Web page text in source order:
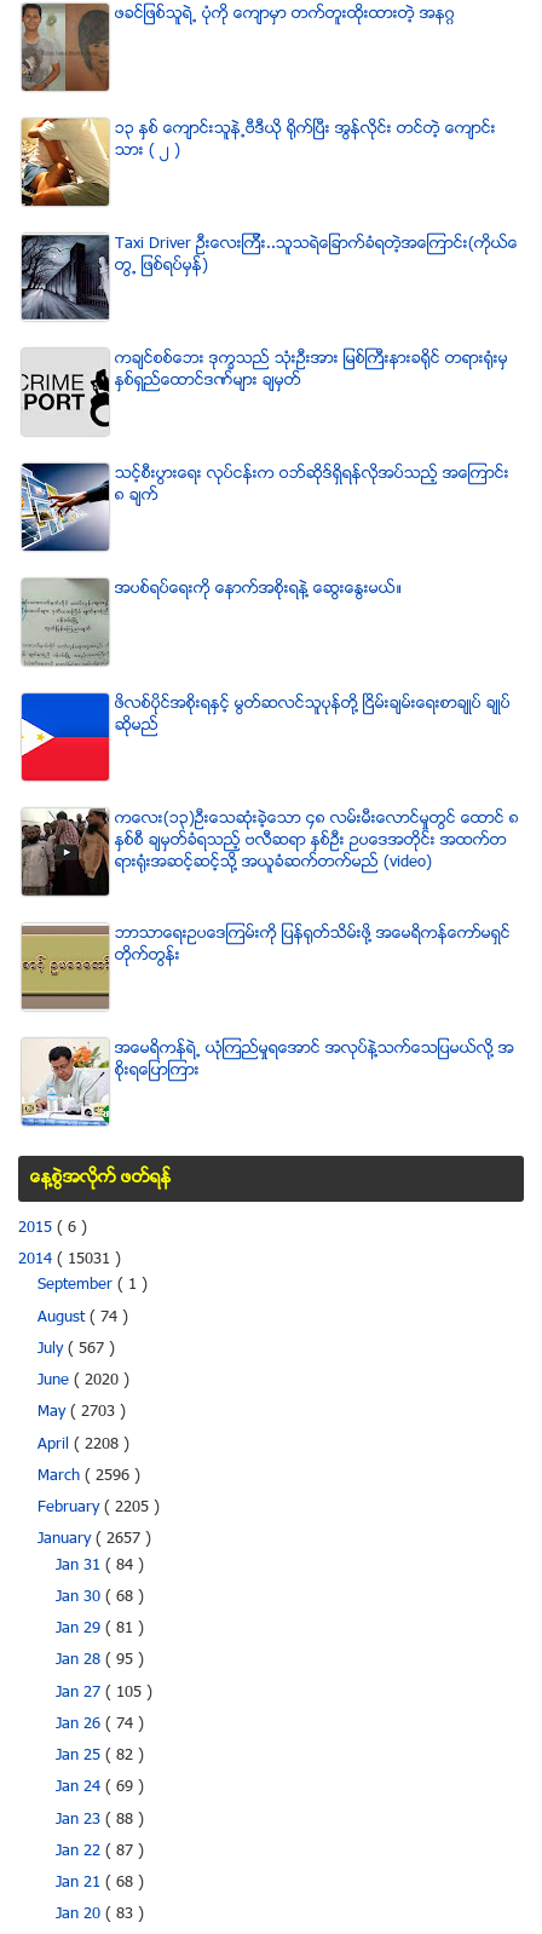
ဖခင္ျဖစ္သူရဲ႕ ပံုကို ေက်ာမွာ တက္တူးထိုးထားတဲ့ အနဂၢ
၁၃ ႏွစ္ ေက်ာင္းသူနဲ႕ဗီဒီယို ရိုက္ျပီး အြန္လိုင္း တင္တဲ့ ေက်ာင္း
သား ( ၂ )
Taxi Driver ဦးေလးၾကီး..သူသရဲေျခာက္ခံရတဲ့အေၾကာင္း(ကိုယ္ေ
တြ႕ ျဖစ္ရပ္မွန္)
ကခ်င္စစ္ေဘး ဒုကၡသည္ သံုးဦးအား ျမစ္ႀကီးနားခရိုင္ တရားရံုးမွ
ႏွစ္ရွည္ေထာင္ဒဏ္မ်ား ခ်မွတ္
သင့္စီးပြားေရး လုပ္ငန္းက ဝဘ္ဆိုဒ္ရွိရန္လိုအပ္သည့္ အေၾကာင္း
၈ ခ်က္
အပစ္ရပ္ေရးကို ေနာက္အစိုးရနဲ႔ ေဆြးေႏြးမယ္။
ဖိလစ္ပိုင္အစိုးရႏွင့္ မြတ္ဆလင္သူပုန္တို႔ ၿငိမ္းခ်မ္းေရးစာခ်ဳပ္ ခ်ဳပ္
ဆိုမည္
ကေလး(၁၃)ဦးေသဆံုးခဲ့ေသာ ၄၈ လမ္းမီးေလာင္မႈတြင္ ေထာင္ ၈
ႏွစ္စီ ခ်မွတ္ခံရသည့္ ဗလီဆရာ ႏွစ္ဦး ဥပေဒအတိုင္း အထက္တ
ရားရံုးအဆင့္ဆင့္သို႔ အယူခံဆက္တက္မည္ (video)
ဘာသာေရးဥပေဒၾကမ္းကို ျပန္ရုတ္သိမ္းဖို႔ အေမရိကန္ေကာ္မရွင္
တိုက္တြန္း
အေမရိကန္ရဲ႕ ယံုၾကည္မႈရေအာင္ အလုပ္နဲ႔သက္ေသျပမယ္လုိ႔ အ
စုိးရေျပာၾကား
ေန႔စြဲအလိုက္ ဖတ္ရန္
2015 ( 6 )
2014 ( 15031 )
September ( 1 )
August( 74 )
July( 567 )
June ( 2020 )
May( 2703 )
April ( 2208 )
March ( 2596 )
February( 2205 )
January( 2657 )
Jan 31( 84 )
Jan 30( 68 )
Jan 29( 81 )
Jan 28( 95 )
Jan 27( 105 )
Jan 26( 74 )
Jan 25( 82 )
Jan 24( 69 )
Jan 23( 88 )
Jan 22( 87 )
Jan 21( 68 )
Jan 20( 83 )